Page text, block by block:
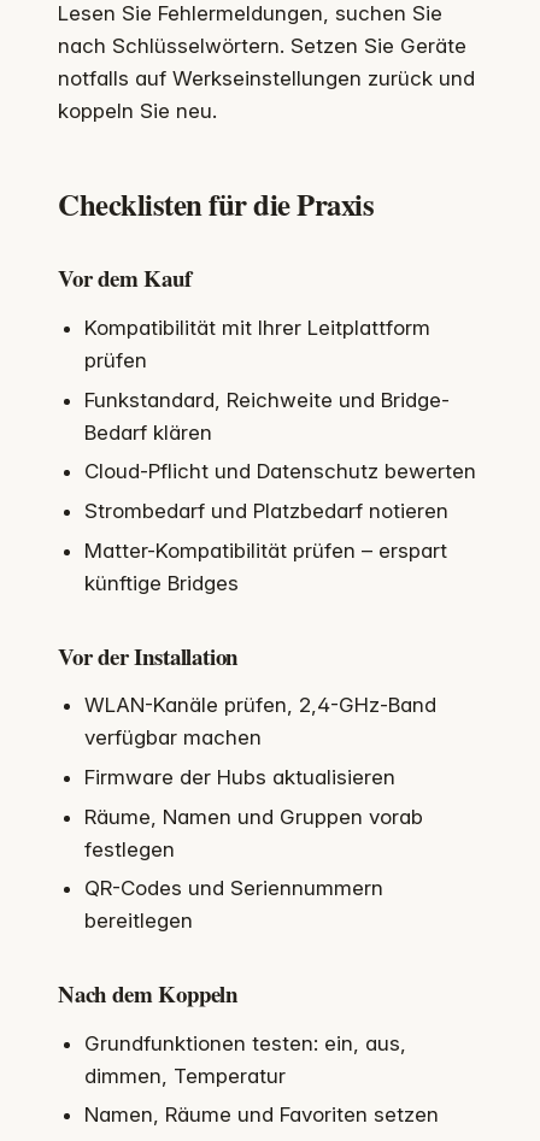
Lesen Sie Fehlermeldungen, suchen Sie
nach Schlüsselwörtern. Setzen Sie Geräte
notfalls auf Werkseinstellungen zurück und
koppeln Sie neu.
Checklisten für die Praxis
Vor dem Kauf
Kompatibilität mit Ihrer Leitplattform
prüfen
Funkstandard, Reichweite und Bridge-
Bedarf klären
Cloud-Pflicht und Datenschutz bewerten
Strombedarf und Platzbedarf notieren
Matter-Kompatibilität prüfen – erspart
künftige Bridges
Vor der Installation
WLAN-Kanäle prüfen, 2,4-GHz-Band
verfügbar machen
Firmware der Hubs aktualisieren
Räume, Namen und Gruppen vorab
festlegen
QR-Codes und Seriennummern
bereitlegen
Nach dem Koppeln
Grundfunktionen testen: ein, aus,
dimmen, Temperatur
Namen, Räume und Favoriten setzen